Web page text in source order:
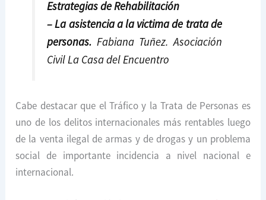
Estrategias de Rehabilitación
– La asistencia a la victima de trata de
personas. Fabiana Tuñez. Asociación
Civil La Casa del Encuentro
Cabe destacar que el Tráfico y la Trata de Personas es
uno de los delitos internacionales más rentables luego
de la venta ilegal de armas y de drogas y un problema
social de importante incidencia a nivel nacional e
internacional.